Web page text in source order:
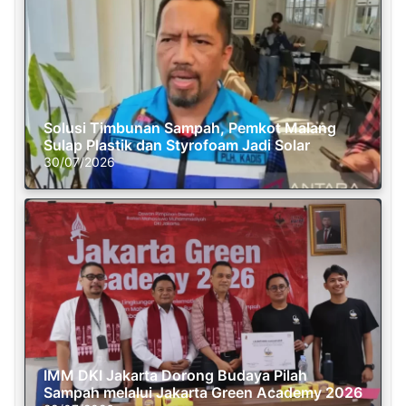
Solusi Timbunan Sampah, Pemkot Malang
Sulap Plastik dan Styrofoam Jadi Solar
30/07/2026
IMM DKI Jakarta Dorong Budaya Pilah
Sampah melalui Jakarta Green Academy 2026